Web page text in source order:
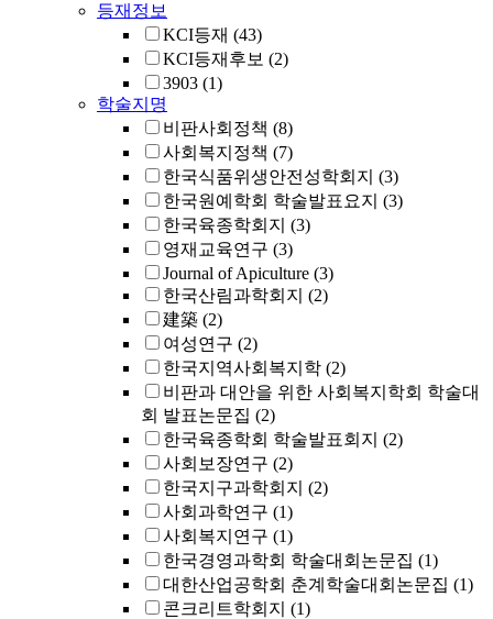
등재정보
KCI등재 (43)
KCI등재후보 (2)
3903 (1)
학술지명
비판사회정책 (8)
사회복지정책 (7)
한국식품위생안전성학회지 (3)
한국원예학회 학술발표요지 (3)
한국육종학회지 (3)
영재교육연구 (3)
Journal of Apiculture (3)
한국산림과학회지 (2)
建築 (2)
여성연구 (2)
한국지역사회복지학 (2)
비판과 대안을 위한 사회복지학회 학술대
회 발표논문집 (2)
한국육종학회 학술발표회지 (2)
사회보장연구 (2)
한국지구과학회지 (2)
사회과학연구 (1)
사회복지연구 (1)
한국경영과학회 학술대회논문집 (1)
대한산업공학회 춘계학술대회논문집 (1)
콘크리트학회지 (1)